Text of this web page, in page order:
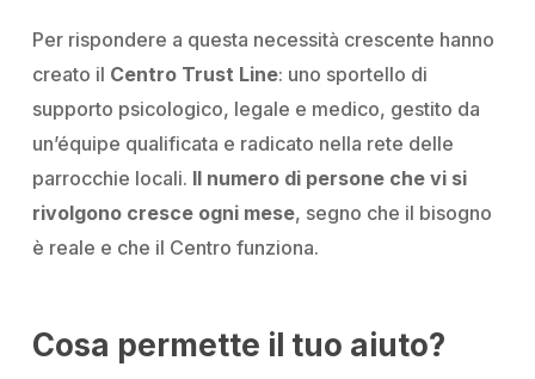
Per rispondere a questa necessità crescente hanno
creato il Centro Trust Line: uno sportello di
supporto psicologico, legale e medico, gestito da
un’équipe qualificata e radicato nella rete delle
parrocchie locali. Il numero di persone che vi si
rivolgono cresce ogni mese, segno che il bisogno
è reale e che il Centro funziona.
Cosa permette il tuo aiuto?